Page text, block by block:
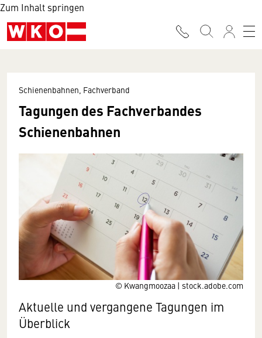
Zum Inhalt springen
© Kwangmoozaa | stock.adobe.com
Schienenbahnen, Fachverband
Tagungen des Fachverbandes
Schienenbahnen
Aktuelle und vergangene Tagungen im
Überblick